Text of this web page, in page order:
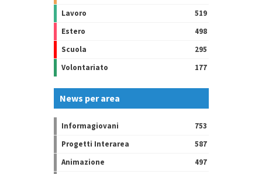
Lavoro
519
Estero
498
Scuola
295
Volontariato
177
News per area
Informagiovani
753
Progetti Interarea
587
Animazione
497